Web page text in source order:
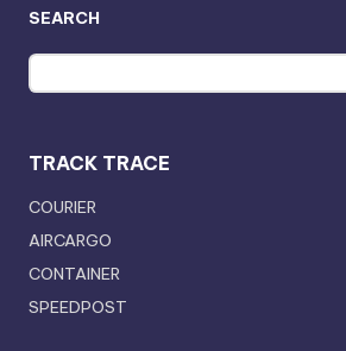
SEARCH
TRACK TRACE
COURIER
AIRCARGO
CONTAINER
SPEEDPOST